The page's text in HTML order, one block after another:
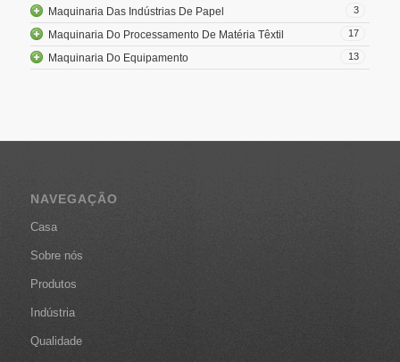
3
Maquinaria Das Indústrias De Papel
17
Maquinaria Do Processamento De Matéria Têxtil
13
Maquinaria Do Equipamento
NAVEGAÇÃO
Casa
Sobre nós
Produtos
Indústria
Qualidade